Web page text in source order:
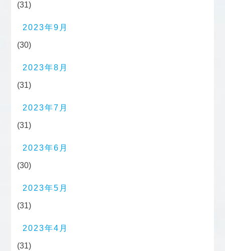
(31)
2023年9月
(30)
2023年8月
(31)
2023年7月
(31)
2023年6月
(30)
2023年5月
(31)
2023年4月
(31)